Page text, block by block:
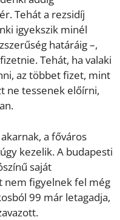
Tehát a rezsidíj
igyekszik minél
határáig –,
Tehát, ha valaki
az többet fizet, mint
ne tessenek előírni,
a főváros
kezelik. A budapesti
saját
nem figyelnek fel még
99 már letagadja,